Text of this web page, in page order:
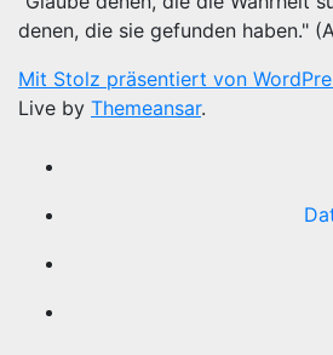
denen, die sie gefunden haben."
Mit Stolz präsentiert von
Live by Themeansar.